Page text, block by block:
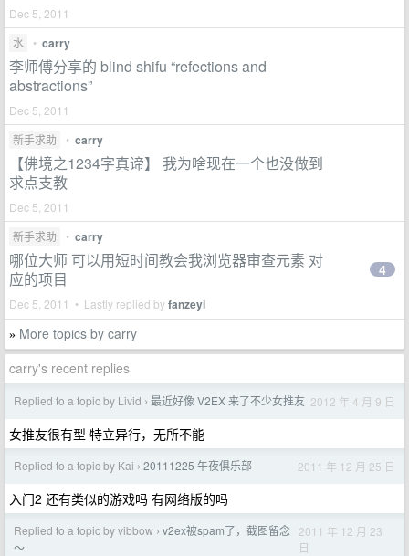
Dec 5, 2011
水
• carry
李师傅分享的 blind shifu “refections and
abstractions”
Dec 5, 2011
新手求助
• carry
【佛境之1234字真谛】 我为啥现在一个也没做到
求点支教
Dec 5, 2011
新手求助
• carry
哪位大师 可以用短时间教会我浏览器审查元素 对
应的项目
Dec 5, 2011 • Lastly replied byfanzeyi
4
» More topics by carry
carry's recent replies
Replied to a topic by Livid › 最近好像 V2EX 来了不少女推友 2012 年 4 月 9 日
女推友很有型 特立异行，无所不能
Replied to a topic by Kai › 20111225 午夜俱乐部 2011 年 12 月 25 日
入门2 还有类似的游戏吗 有网络版的吗
Replied to a topic by vibbow › v2ex被spam了，截图留念
～
2011 年 12 月 23
日